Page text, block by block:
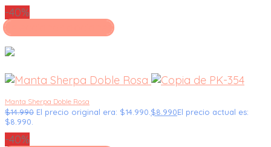
-40%
Seleccionar opciones
Manta Sherpa Doble Rosa
$14.990 El precio original era: $14.990. $8.990El precio actual es:
$8.990.
-40%